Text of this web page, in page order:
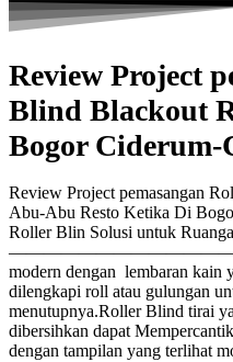
Review Project
Blind Blackout
Bogor
Review Project pemasangan
Abu-Abu Resto Ketika Di
Roller Blin Solusi untuk
——————————
modern dengan lembaran kain
dilengkapi roll atau gulungan
menutupnya.Roller Blind tirai
dibersihkan dapat
dengan tampilan yang terlihat